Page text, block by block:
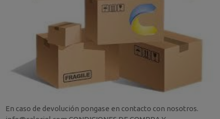
En caso de devolución pongase en contacto con nosotros.